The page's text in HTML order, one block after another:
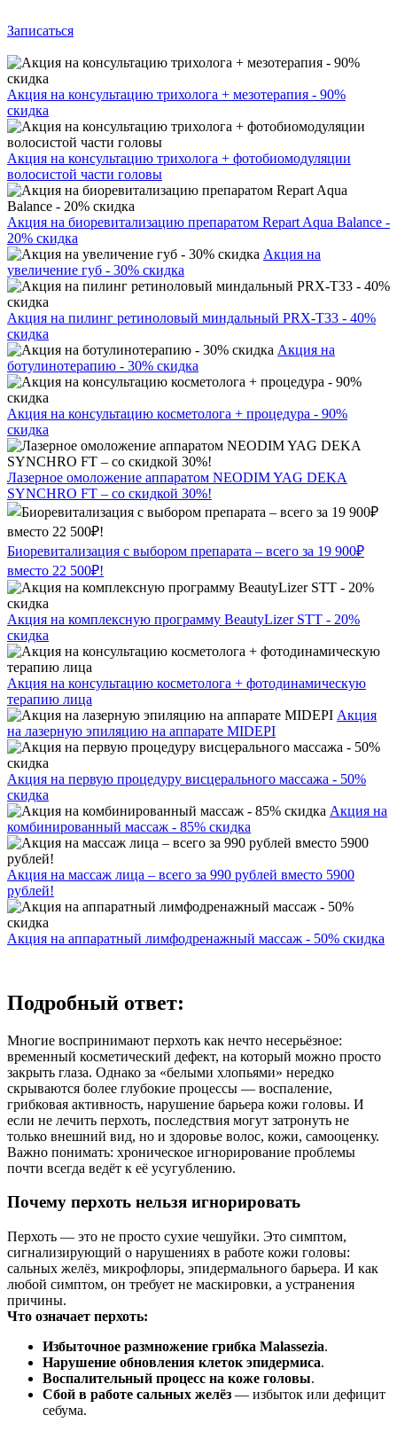
Записаться
Акция на консультацию трихолога + мезотерапия - 90%
скидка
Акция на консультацию трихолога + фотобиомодуляции
волосистой части головы
Акция на биоревитализацию препаратом Repart Aqua Balance -
20% скидка
Акция на
увеличение губ - 30% скидка
Акция на пилинг ретиноловый миндальный PRX-T33 - 40%
скидка
Акция на
ботулинотерапию - 30% скидка
Акция на консультацию косметолога + процедура - 90%
скидка
Лазерное омоложение аппаратом NEODIM YAG DEKA
SYNCHRO FT – со скидкой 30%!
Биоревитализация с выбором препарата – всего за 19 900₽
вместо 22 500₽!
Акция на комплексную программу BeautyLizer STT - 20%
скидка
Акция на консультацию косметолога + фотодинамическую
терапию лица
Акция
на лазерную эпиляцию на аппарате MIDEPI
Акция на первую процедуру висцерального массажа - 50%
скидка
Акция на
комбинированный массаж - 85% скидка
Акция на массаж лица – всего за 990 рублей вместо 5900
рублей!
Акция на аппаратный лимфодренажный массаж - 50% скидка
Подробный ответ:
Многие воспринимают перхоть как нечто несерьёзное:
временный косметический дефект, на который можно просто
закрыть глаза. Однако за «белыми хлопьями» нередко
скрываются более глубокие процессы — воспаление,
грибковая активность, нарушение барьера кожи головы. И
если не лечить перхоть, последствия могут затронуть не
только внешний вид, но и здоровье волос, кожи, самооценку.
Важно понимать: хроническое игнорирование проблемы
почти всегда ведёт к её усугублению.
Почему перхоть нельзя игнорировать
Перхоть — это не просто сухие чешуйки. Это симптом,
сигнализирующий о нарушениях в работе кожи головы:
сальных желёз, микрофлоры, эпидермального барьера. И как
любой симптом, он требует не маскировки, а устранения
причины.
Что означает перхоть:
Избыточное размножение грибка Malassezia.
Нарушение обновления клеток эпидермиса.
Воспалительный процесс на коже головы.
Сбой в работе сальных желёз — избыток или дефицит
себума.